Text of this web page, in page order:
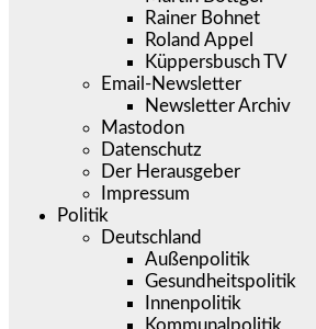
Rainer Bohnet
Roland Appel
Küppersbusch TV
Email-Newsletter
Newsletter Archiv
Mastodon
Datenschutz
Der Herausgeber
Impressum
Politik
Deutschland
Außenpolitik
Gesundheitspolitik
Innenpolitik
Kommunalpolitik